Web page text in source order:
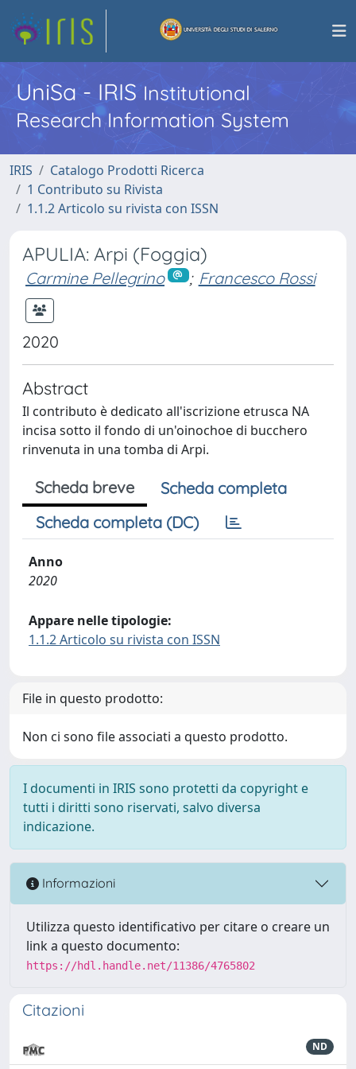
UniSa - IRISInstitutional
Research Information System
IRIS
Catalogo Prodotti Ricerca
1 Contributo su Rivista
1.1.2 Articolo su rivista con ISSN
APULIA: Arpi (Foggia)
Carmine Pellegrino ; Francesco Rossi
2020
Abstract
Il contributo è dedicato all'iscrizione etrusca NA
incisa sotto il fondo di un'oinochoe di bucchero
rinvenuta in una tomba di Arpi.
Scheda breve
Scheda completa
Scheda completa (DC)
Anno
2020
Appare nelle tipologie:
1.1.2 Articolo su rivista con ISSN
File in questo prodotto:
Non ci sono file associati a questo prodotto.
I documenti in IRIS sono protetti da copyright e
tutti i diritti sono riservati, salvo diversa
indicazione.
Informazioni
Utilizza questo identificativo per citare o creare un
link a questo documento:
https://hdl.handle.net/11386/4765802
Citazioni
ND